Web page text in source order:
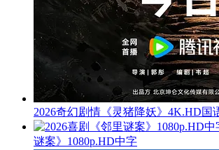
2026奇幻剧情《灵猪降妖》4K.HD国
谜案》1080p.HD中字